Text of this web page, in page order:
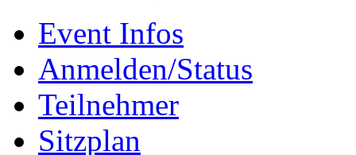
Event Infos
Anmelden/Status
Teilnehmer
Sitzplan